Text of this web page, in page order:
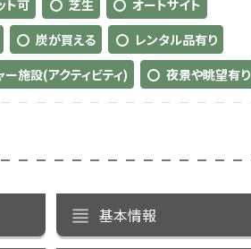
ト可 芝生
オートサイト
炭が買える
レンタル品有り
ー施設(アクティビティ) 夜景や眺望有り
基本情報